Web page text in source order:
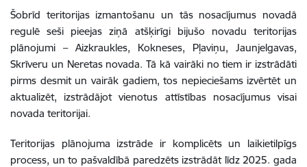
Šobrīd teritorijas izmantošanu un tās nosacījumus novadā
regulē seši pieejas ziņā atšķirīgi bijušo novadu teritorijas
plānojumi – Aizkraukles, Kokneses, Pļaviņu, Jaunjelgavas,
Skrīveru un Neretas novada. Tā kā vairāki no tiem ir izstrādāti
pirms desmit un vairāk gadiem, tos nepieciešams izvērtēt un
aktualizēt, izstrādājot vienotus attīstības nosacījumus visai
novada teritorijai.
Teritorijas plānojuma izstrāde ir komplicēts un laikietilpīgs
process, un to pašvaldībā paredzēts izstrādāt līdz 2025. gada